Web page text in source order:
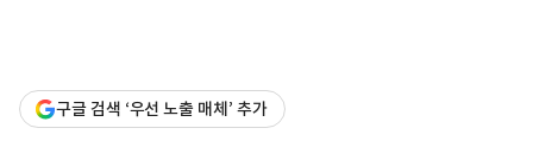
구글 검색 ‘우선 노출 매체’ 추가